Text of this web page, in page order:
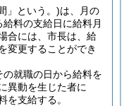
」という。)は、月の
料の支給日に給料月
合には、市長は、給
変更することができ
就職の日から給料を
異動を生じた者に
を支給する。